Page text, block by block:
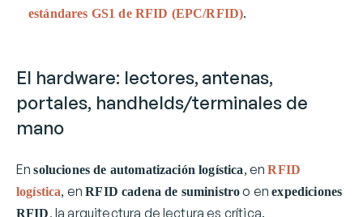
estándares GS1 de RFID (EPC/RFID).
El hardware: lectores, antenas,
portales, handhelds/terminales de
mano
Ensoluciones de automatización logística, enRFID
logística, enRFID cadena de suministroo enexpediciones
RFID, la arquitectura de lectura es crítica.